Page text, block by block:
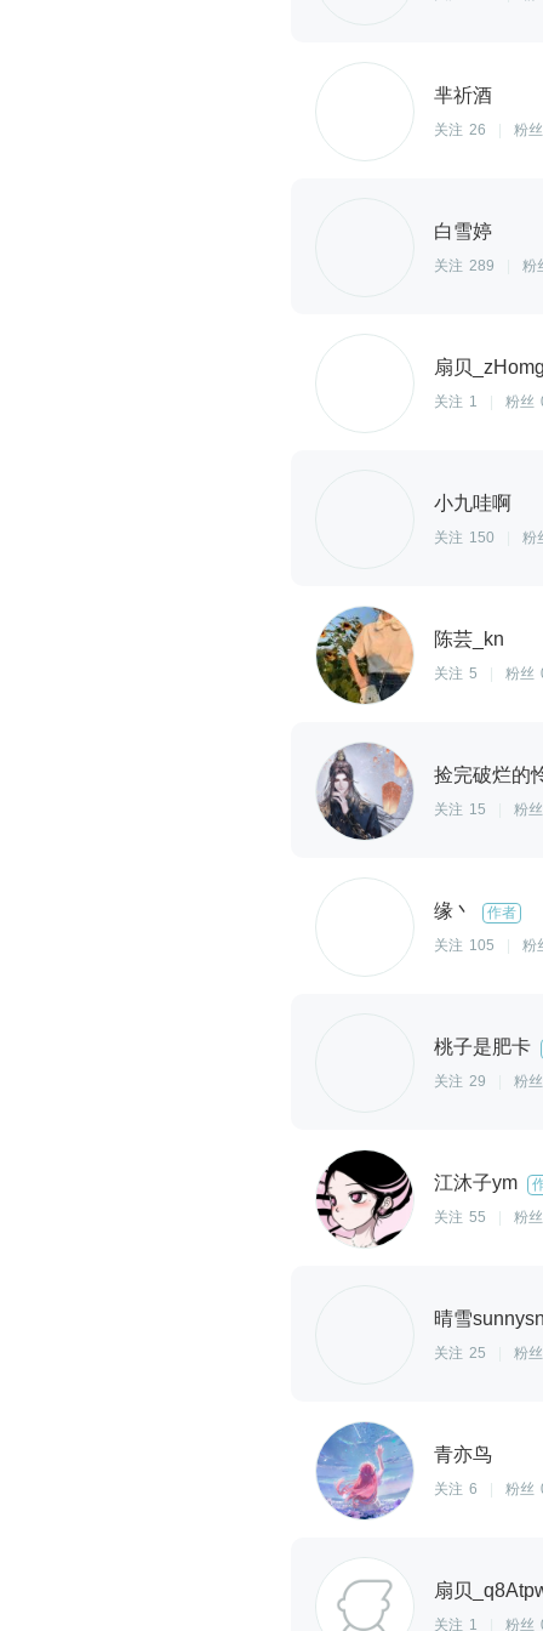
芈祈酒
关注 26 粉丝
白雪婷
关注 289 粉
扇贝
关注 1 粉丝
小九哇啊
关注 150 粉
陈芸_kn
关注 5 粉丝
捡完破烂的
关注 15 粉丝
缘丶
作者
关注 105 粉
桃子是肥卡
关注 29 粉丝
江沐子ym
关注 55 粉丝
晴雪
关注 25 粉丝
青亦鸟
关注 6 粉丝
扇贝
关注 1 粉丝